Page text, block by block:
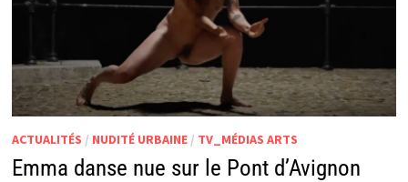
ACTUALITÉS / NUDITÉ URBAINE/ TV_MÉDIAS ARTS
Emma danse nue sur le Pont d’Avignon